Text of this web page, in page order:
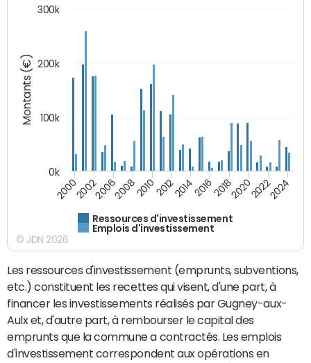
Montants (€)
Ressources d'investissement
Emplois d'investissement
200020022006200820102012201420162018202020222024
0k
100k
200k
300k
© JDN 2026
Les ressources d'investissement (emprunts, subventions,
etc.) constituent les recettes qui visent, d'une part, à
financer les investissements réalisés par Gugney-aux-
Aulx et, d'autre part, à rembourser le capital des
emprunts que la commune a contractés. Les emplois
d'investissement correspondent aux opérations en